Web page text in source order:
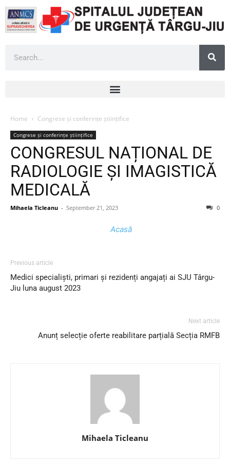
Home Congrese și conferințe științifice
Congrese și conferințe științifice
CONGRESUL NAȚIONAL DE
RADIOLOGIE ȘI IMAGISTICĂ
MEDICALĂ
Mihaela Ticleanu - September 21, 2023 0
Acasă
Previous article
Medici specialiști, primari și rezidenți angajați ai SJU Târgu-
Jiu luna august 2023
Next article
Anunț selecție oferte reabilitare parțială Secția RMFB
Mihaela Ticleanu